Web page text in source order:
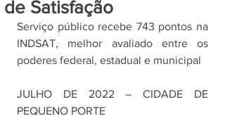
de Satisfação
Serviço público recebe 743 pontos na
INDSAT, melhor avaliado entre os
poderes federal, estadual e municipal
JULHO DE 2022 – CIDADE DE
PEQUENO PORTE